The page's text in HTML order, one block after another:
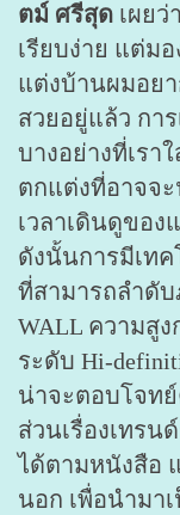
ตม์ ศรีสุด เผย
เรียบง่าย แต่ม
แต่งบ้านผมอย
สวยอยู่แล้ว กา
บางอย่างที่เรา
ตกแต่งที่อาจจ
เวลาเดินดูของ
ดังนั้นการมีเทค
ที่สามารถลำดั
WALL ความสู
ระดับ Hi-
น่าจะตอบโจท
ส่วนเรื่องเทรน
ได้ตามหนังสือ
นอก เพื่อนำมา